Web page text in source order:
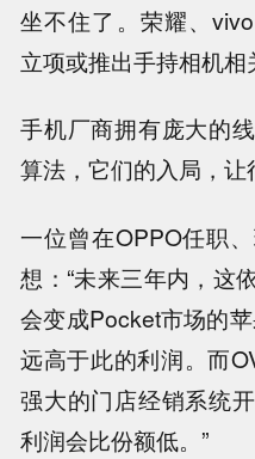
坐不住了。荣耀、
立项或推出手持相机相
手机厂商拥有庞大的
算法，它们的入局，让
一位曾在OPPO任职
想：“未来三年内，这
会变成Pocket市场的
远高于此的利润。而
强大的门店经销系统
利润会比份额低。”